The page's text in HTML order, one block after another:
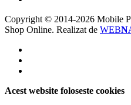
Copyright © 2014-2026 Mobile
Shop Online. Realizat de WEB
Acest website foloseste cookies